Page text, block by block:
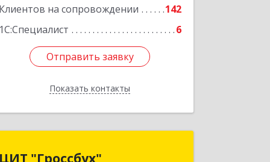
Клиентов на сопровождении
142
1С:Специалист
6
Отправить заявку
Показать контакты
Отправить заявку
Назад
ЦИТ "Гроссбух"
ЦИТ "Гроссбух"